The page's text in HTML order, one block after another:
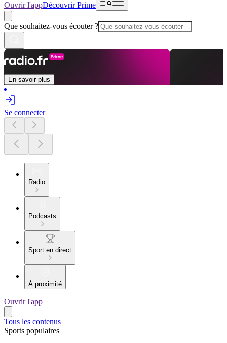
Ouvrir l'appDécouvrir Prime
Que souhaitez-vous écouter ?
En savoir plus
Se connecter
Radio
Podcasts
Sport en direct
À proximité
Ouvrir l'app
Tous les contenus
Sports populaires